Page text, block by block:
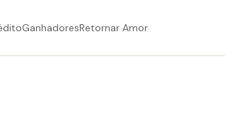
GanhadoresRetornar Amor